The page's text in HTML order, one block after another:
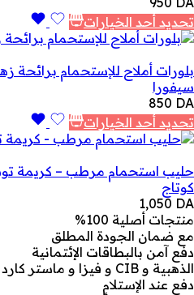
تحديد أحد الخيارات
بلورات أملاح للإستحمام برائحة
سيفورا
850 DA
تحديد أحد الخيارات
حليب استحمام مرطب – كريمة
كوتاج
1,050 DA
منتجات أصلية 100%
مع ضمان الجودة المطلق
دفع آمن بالبطاقات الإئتمانية
الذهبية و CIB و فيزا و ماستر كارد
دفع عند الإستلام